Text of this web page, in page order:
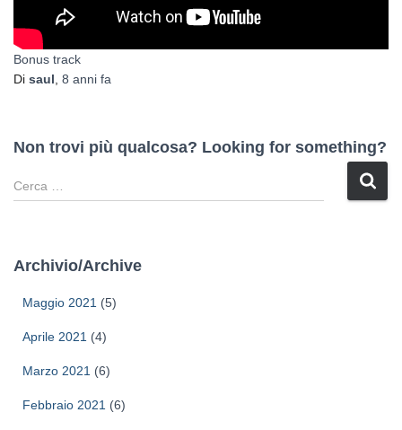
Bonus track
Di saul 8 anni fa
Non trovi più qualcosa? Looking for something?
R
i
Archivio/Archive
Maggio 2021 (5)
Aprile 2021 (4)
Marzo 2021 (6)
Febbraio 2021 (6)